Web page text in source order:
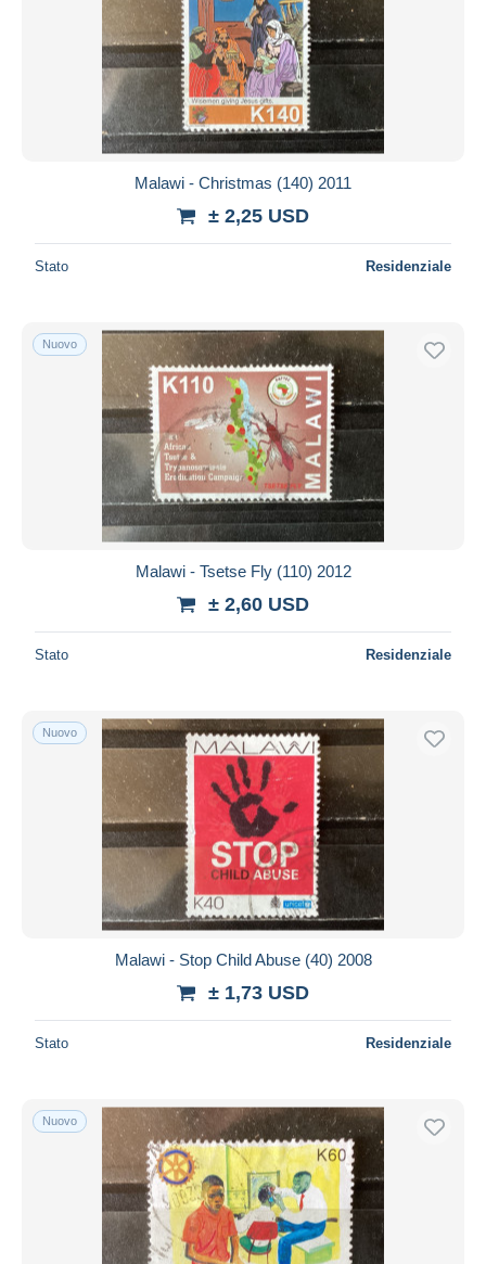
Malawi - Christmas (140) 2011
± 2,25 USD
Stato Residenziale
Nuovo
Malawi - Tsetse Fly (110) 2012
± 2,60 USD
Stato Residenziale
Nuovo
Malawi - Stop Child Abuse (40) 2008
± 1,73 USD
Stato Residenziale
Nuovo